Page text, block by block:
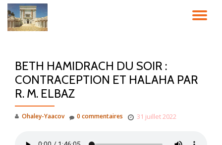
Aller
BETH HAMIDRACH DU SOIR :
CONTRACEPTION ET HALAHA PAR
R. M. ELBAZ
Ohaley-Yaacov 31 juillet 2022
0 commentaires